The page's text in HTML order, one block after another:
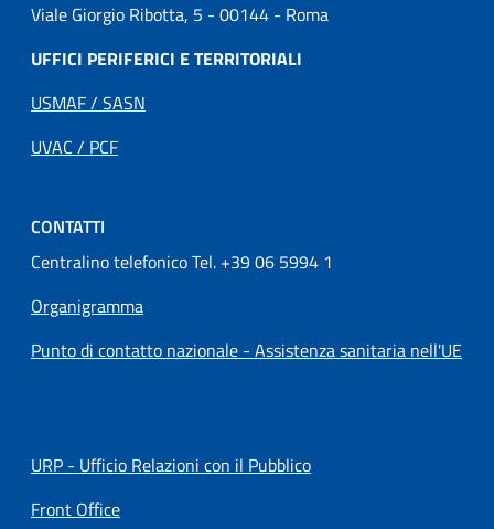
Viale Giorgio Ribotta, 5 - 00144 - Roma
UFFICI PERIFERICI E TERRITORIALI
USMAF / SASN
UVAC / PCF
CONTATTI
Centralino telefonico Tel. +39 06 5994 1
Organigramma
Punto di contatto nazionale - Assistenza sanitaria nell'UE
URP - Ufficio Relazioni con il Pubblico
Front Office